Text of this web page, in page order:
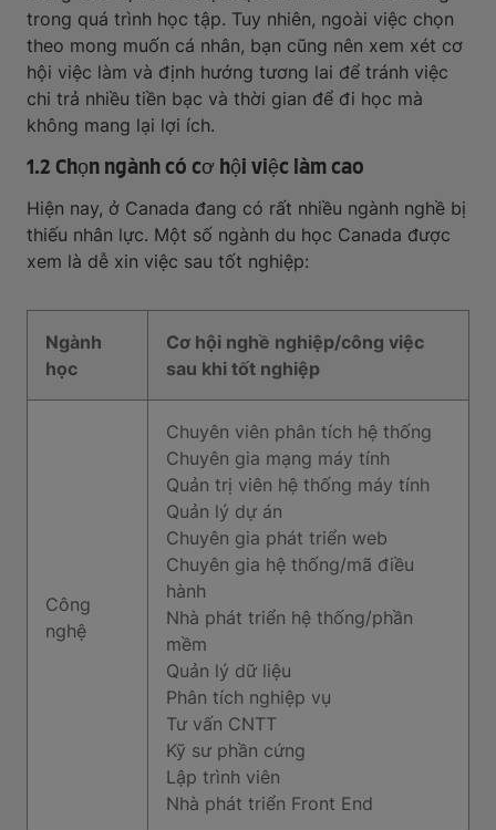
trong quá trình học tập. Tuy nhiên, ngoài việc chọn
theo mong muốn cá nhân, bạn cũng nên xem xét cơ
hội việc làm và định hướng tương lai để tránh việc
chi trả nhiều tiền bạc và thời gian để đi học mà
không mang lại lợi ích.
1.2 Chọn ngành có cơ hội việc làm cao
Hiện nay, ở Canada đang có rất nhiều ngành nghề bị
thiếu nhân lực. Một số ngành du học Canada được
xem là dễ xin việc sau tốt nghiệp:
Ngành
học
Cơ hội nghề nghiệp/công việc
sau khi tốt nghiệp
Công
nghệ
Chuyên viên phân tích hệ thống
Chuyên gia mạng máy tính
Quản trị viên hệ thống máy tính
Quản lý dự án
Chuyên gia phát triển web
Chuyên gia hệ thống/mã điều
hành
Nhà phát triển hệ thống/phần
mềm
Quản lý dữ liệu
Phân tích nghiệp vụ
Tư vấn CNTT
Kỹ sư phần cứng
Lập trình viên
Nhà phát triển Front End